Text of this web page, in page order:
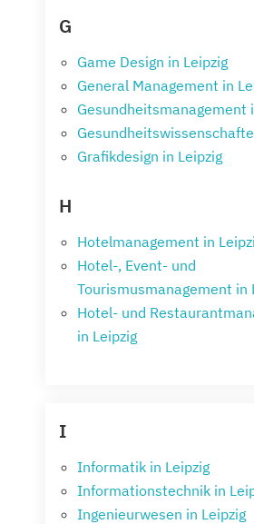
G
Game Design in Leipzig
General Management in
Gesundheitsmanagement
Grafikdesign in Leipzig
H
Hotelmanagement in
Hotel-, Event- und
Tourismusmanagement in
Hotel- und
in Leipzig
I
Informatik in Leipzig
Informationstechnik in
Ingenieurwesen in Leipzig